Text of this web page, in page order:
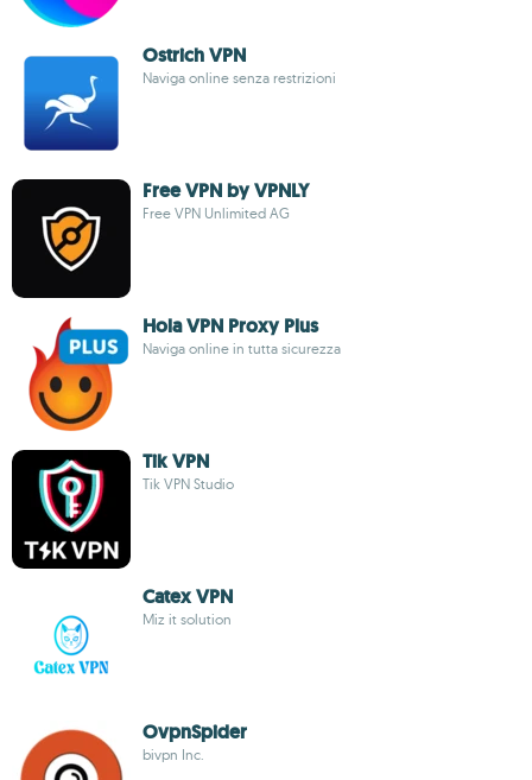
Ostrich VPN
Naviga online senza restrizioni
Free VPN by VPNLY
Free VPN Unlimited AG
Hola VPN Proxy Plus
Naviga online in tutta sicurezza
Tik VPN
Tik VPN Studio
Catex VPN
Miz it solution
OvpnSpider
bivpn Inc.